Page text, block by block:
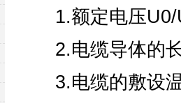
1.额定电压
2.电缆导体的
3.电缆的敷设